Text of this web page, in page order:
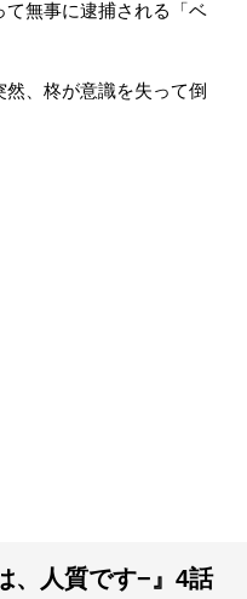
て無事に逮捕される「ベ
、柊が意識を失って倒
、人質です−』4話